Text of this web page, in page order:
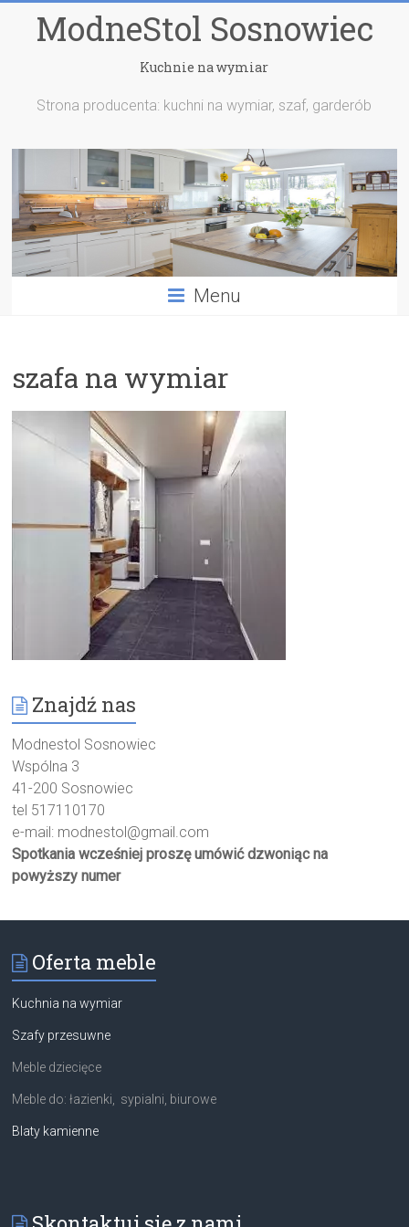
ModneStol Sosnowiec
Kuchnie na wymiar
Strona producenta: kuchni na wymiar, szaf, garderób
Menu
szafa na wymiar
Znajdź nas
Modnestol Sosnowiec
Wspólna 3
41-200 Sosnowiec
tel 517110170
e-mail: modnestol@gmail.com
Spotkania wcześniej proszę umówić dzwoniąc na
powyższy numer
Oferta meble
Kuchnia na wymiar
Szafy przesuwne
Meble dziecięce
Meble do: łazienki, sypialni, biurowe
Blaty kamienne